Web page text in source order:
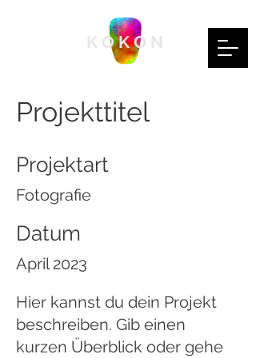
K O K O N
Projekttitel
Projektart
Fotografie
Datum
April 2023
Hier kannst du dein Projekt
beschreiben. Gib einen
kurzen Überblick oder gehe